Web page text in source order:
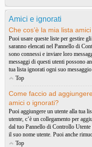
Amici e ignorati
Che cos’è la mia lista
Puoi usare queste liste per gestire
saranno elencati nel Pannello di
sono connessi e inviare loro
messaggi di questi utenti possono
tua lista ignorati ogni suo
Top
Come faccio ad
amici o ignorati?
Puoi aggiungere un utente alla tua
utente, c’è un collegamento per
dal tuo Pannello di Controllo Utente
il suo nome utente. Puoi anche
Top